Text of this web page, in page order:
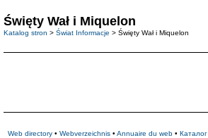
Święty Wał i Miquelon
Katalog stron > Świat Informacje > Święty Wał i Miquelon
Web directory • Webverzeichnis • Annuaire du web • Каталог